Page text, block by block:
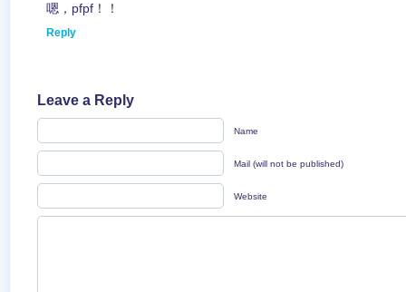
嗯，pfpf！！
Reply
Leave a Reply
Name
Mail (will not be published)
Website